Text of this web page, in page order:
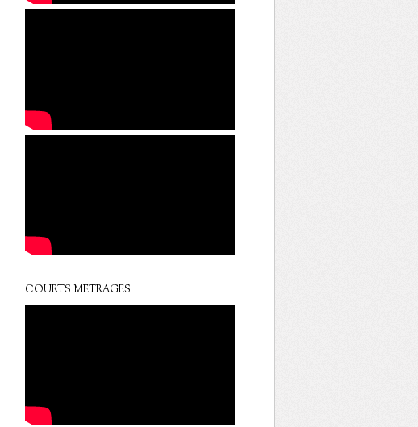
COURTS METRAGES